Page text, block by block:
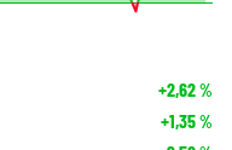
+2,62%
+1,35%